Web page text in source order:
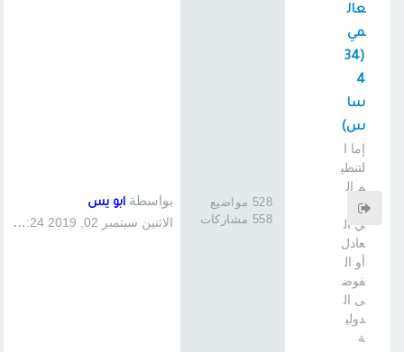
عال
مي
(34
4
سا
س)
إما ا
لتنظي
م ال
دول
ي ال
عادل
أو ال
فوض
ى ال
دولي
ة
528 مواضيع
558 مشاركات
بواسطة ابو يس
الاثنين سبتمبر 02, 2019 1:24 pm